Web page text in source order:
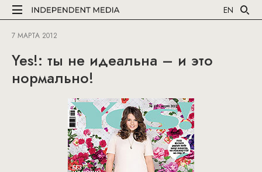
EN
7 МАРТА 2012
Yes!: ты не идеальна – и это
нормально!